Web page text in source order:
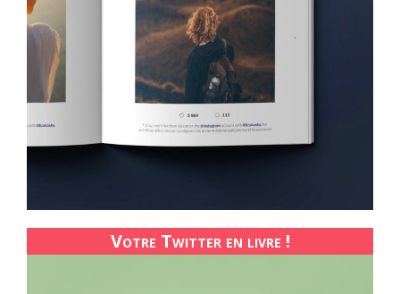
Votre Twitter en livre !